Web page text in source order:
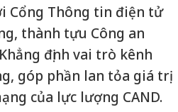
Cổng Thông tin điện tử
thành tựu Công an
định vai trò kênh
góp phần lan tỏa giá trị
của lực lượng CAND.